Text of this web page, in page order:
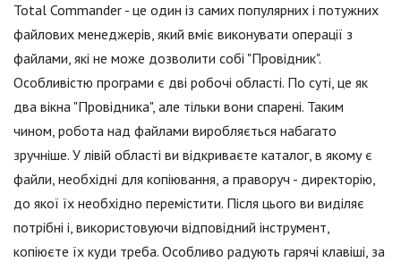
Total Commander - це один із самих популярних і потужних
файлових менеджерів, який вміє виконувати операції з
файлами, які не може дозволити собі "Провідник".
Особливістю програми є дві робочі області. По суті, це як
два вікна "Провідника", але тільки вони спарені. Таким
чином, робота над файлами виробляється набагато
зручніше. У лівій області ви відкриваєте каталог, в якому є
файли, необхідні для копіювання, а праворуч - директорію,
до якої їх необхідно перемістити. Після цього ви виділяє
потрібні і, використовуючи відповідний інструмент,
копіюєте їх куди треба. Особливо радують гарячі клавіші, за